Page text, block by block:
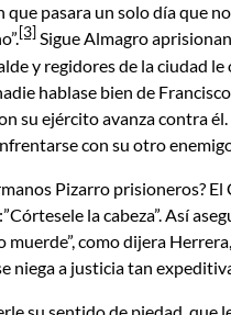
que pasara un solo día que
[3]Sigue Almagro
y regidores de la ciudad
hablase bien de
su ejército avanza contra
con su otro
Pizarro prisioneros?
la cabeza”. Así
como dijera
niega a justicia tan